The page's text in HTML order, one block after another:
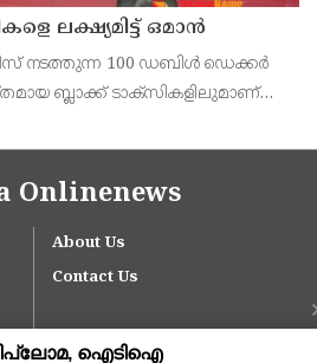
ലക്ഷ്യമിട്ട് ഒമാന്‍
നടത്തുന്ന 100 ഡബിള്‍ ഡെക്കര്‍
ബ്ലാക്ക് ടാക്‌സികളിലുമാണ്
Onlinenews
About Us
Contact Us